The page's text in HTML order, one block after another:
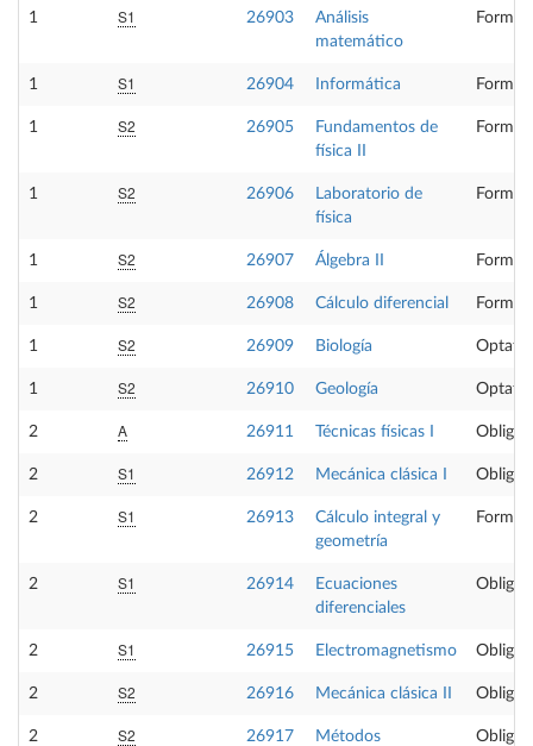
1 S1 26903
Análisis
matemático
1 S1 26904 Informática
1 S2 26905
Fundamentos de
física II
1 S2 26906
Laboratorio de
física
1 S2 26907 Álgebra II
1 S2 26908 Cálculo diferencial
1 S2 26909 Biología
1 S2 26910 Geología
2 A 26911 Técnicas físicas I
2 S1 26912 Mecánica clásica I
2 S1 26913
Cálculo integral y
geometría
2 S1 26914
Ecuaciones
diferenciales
2 S1 26915 Electromagnetismo
2 S2 26916 Mecánica clásica II
2 S2 26917
Métodos